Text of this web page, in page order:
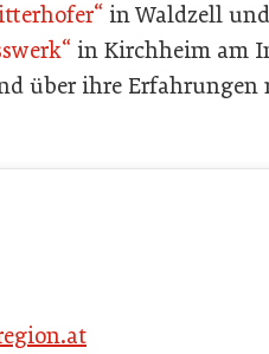
in Waldzell
in Kirchheim am
über ihre Erfahrungen